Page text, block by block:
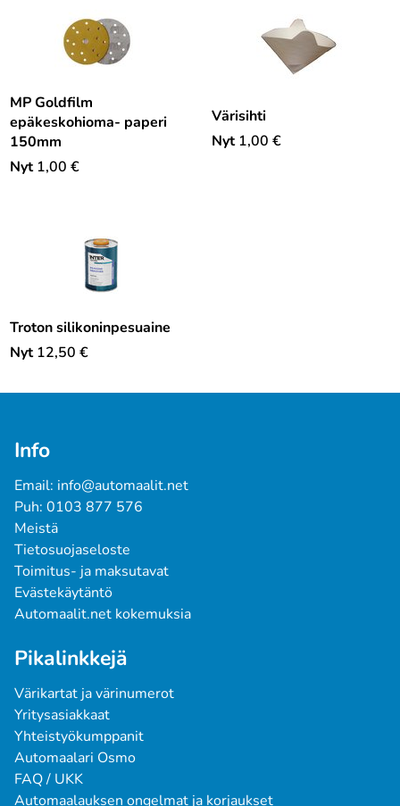
MP Goldfilm
epäkeskohioma- paperi
150mm
Nyt 1,00 €
Värisihti
Nyt 1,00 €
Troton silikoninpesuaine
Nyt 12,50 €
Info
Email: info@automaalit.net
Puh: 0103 877 576
Meistä
Tietosuojaseloste
Toimitus- ja maksutavat
Evästekäytäntö
Automaalit.net kokemuksia
Pikalinkkejä
Värikartat ja värinumerot
Yritysasiakkaat
Yhteistyökumppanit
Automaalari Osmo
FAQ / UKK
Automaalauksen ongelmat ja korjaukset